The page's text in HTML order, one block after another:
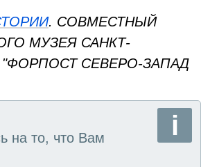
. СОВМЕСТНЫЙ
МУЗЕЯ САНКТ-
"ФОРПОСТ СЕВЕРО-ЗАПАД
на то, что Вам